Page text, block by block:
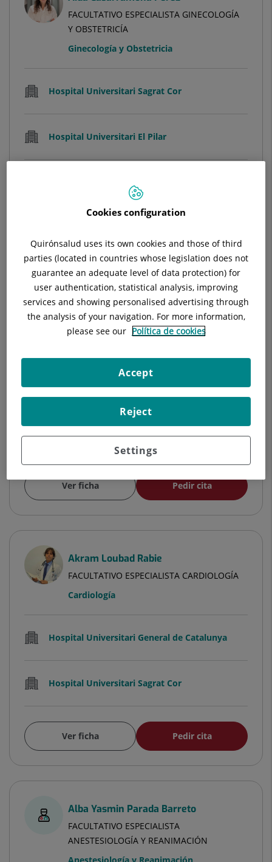
FACULTATIVO ESPECIALISTA GINECOLOGÍA
Y OBSTETRICÍA
Ginecología y Obstetricia
Hospital Universitari Sagrat Cor
Hospital Universitari El Pilar
Ainara Barguilla Arribas
FACULTATIVO ESPECIALISTA NEUROLOGÍA
Hospital Universitari Quirónsalud Barcelona
Ver ficha Pedir cita
Akram Loubad Rabie
FACULTATIVO ESPECIALISTA CARDIOLOGÍA
Cardiología
Hospital Universitari General de Catalunya
Hospital Universitari Sagrat Cor
Ver ficha Pedir cita
Alba Yasmin Parada Barreto
FACULTATIVO ESPECIALISTA
ANESTESIOLOGÍA Y REANIMACIÓN
Anestesiología y Reanimación
Cookies configuration
Quirónsalud uses its own cookies and those of third
parties (located in countries whose legislation does not
guarantee an adequate level of data protection) for
user authentication, statistical analysis, improving
services and showing personalised advertising through
the analysis of your navigation. For more information,
please see our Política de cookies
Settings
Reject
Accept